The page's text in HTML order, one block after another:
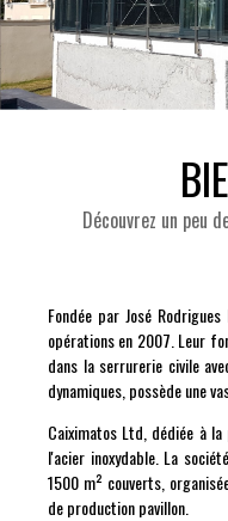
Découvrez un peu
Fondée par José
opérations en 2007. Leur
dans la serrurerie civile
dynamiques, possède une
Caiximatos Ltd, dédiée à
l'acier inoxydable. La
1500 m² couverts,
de production pavillon.